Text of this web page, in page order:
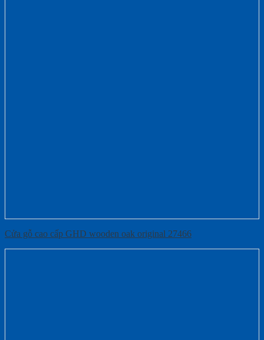
Cửa gỗ cao cấp GHD wooden oak original 27466